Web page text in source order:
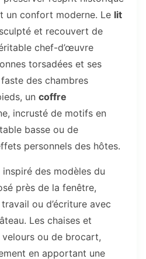
un confort moderne. Le lit
et recouvert de
chef-d’œuvre
torsadées et ses
des chambres
un coffre
incrusté de motifs en
basse ou de
personnels des hôtes.
inspiré des modèles du
près de la fenêtre,
ou d’écriture avec
Les chaises et
ou de brocart,
en apportant une